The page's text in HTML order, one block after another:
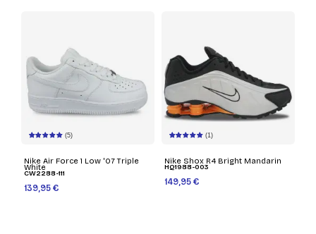
(5)
Nike Air Force 1 Low '07 Triple
White
CW2288-111
139,95 €
(1)
Nike Shox R4 Bright Mandarin
HQ1988-003
149,95 €